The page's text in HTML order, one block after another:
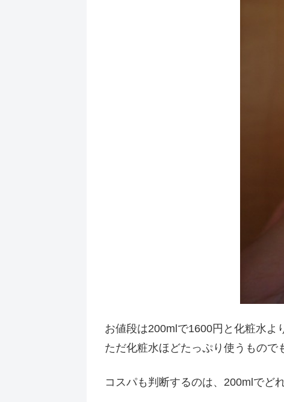
お値段は200mlで1600円と化粧水よ
ただ化粧水ほどたっぷり使うもので
コスパも判断するのは、200mlでど